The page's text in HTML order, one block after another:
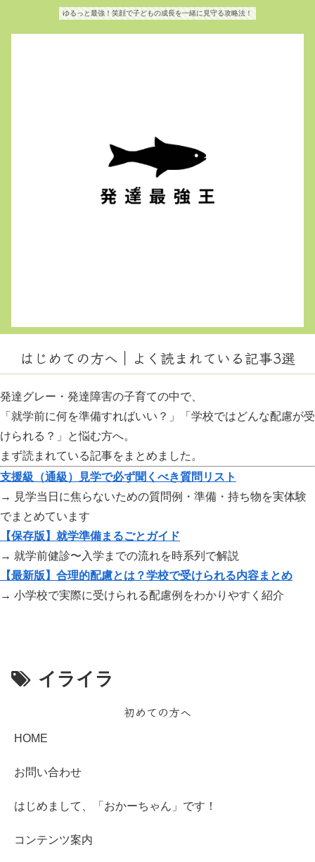
ゆるっと最強！笑顔で子どもの成長を一緒に見守る攻略法！
はじめての方へ｜よく読まれている記事3選
発達グレー・発達障害の子育ての中で、
「就学前に何を準備すればいい？」「学校ではどんな配慮が受
けられる？」と悩む方へ。
まず読まれている記事をまとめました。
支援級（通級）見学で必ず聞くべき質問リスト
→ 見学当日に焦らないための質問例・準備・持ち物を実体験
でまとめています
【保存版】就学準備まるごとガイド
→ 就学前健診〜入学までの流れを時系列で解説
【最新版】合理的配慮とは？学校で受けられる内容まとめ
→ 小学校で実際に受けられる配慮例をわかりやすく紹介
イライラ
初めての方へ
HOME
お問い合わせ
はじめまして、「おかーちゃん」です！
コンテンツ案内